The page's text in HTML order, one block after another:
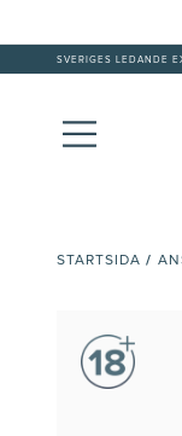
SVERIGES LEDANDE
STARTSIDA /